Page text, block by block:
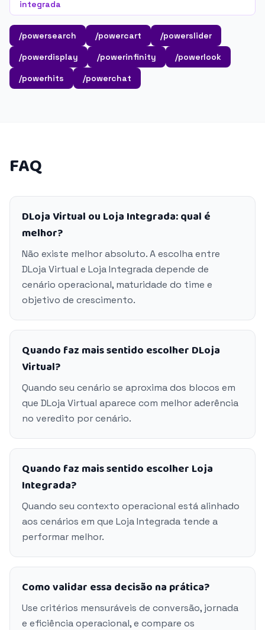
integrada
/powersearch /powercart
/powerslider
/powerdisplay
/powerinfinity
/powerlook
/powerhits
/powerchat
FAQ
DLoja Virtual ou Loja Integrada: qual é
melhor?
Não existe melhor absoluto. A escolha entre
DLoja Virtual e Loja Integrada depende de
cenário operacional, maturidade do time e
objetivo de crescimento.
Quando faz mais sentido escolher DLoja
Virtual?
Quando seu cenário se aproxima dos blocos em
que DLoja Virtual aparece com melhor aderência
no veredito por cenário.
Quando faz mais sentido escolher Loja
Integrada?
Quando seu contexto operacional está alinhado
aos cenários em que Loja Integrada tende a
performar melhor.
Como validar essa decisão na prática?
Use critérios mensuráveis de conversão, jornada
e eficiência operacional, e compare os